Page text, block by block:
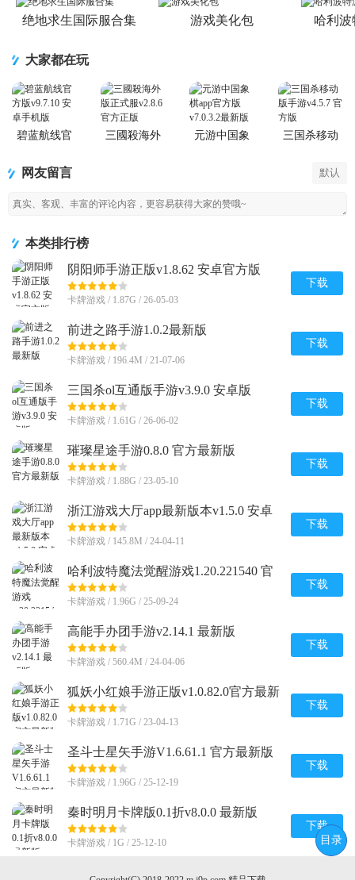
绝地求生国际服合集 游戏美化包 哈利
大家都在玩
碧蓝航线官
三國殺海外
元游中国象
三国杀移动
网友留言 默认
本类排行榜
阴阳师手游正版v1.8.62 安卓官方版
卡牌游戏 / 1.87G / 26-05-03
下载
前进之路手游1.0.2最新版
卡牌游戏 / 196.4M / 21-07-06
下载
三国杀ol互通版手游v3.9.0 安卓版
卡牌游戏 / 1.61G / 26-06-02
下载
璀璨星途手游0.8.0 官方最新版
卡牌游戏 / 1.88G / 23-05-10
下载
浙江游戏大厅app最新版本v1.5.0 安卓
版
卡牌游戏 / 145.8M / 24-04-11
下载
哈利波特魔法觉醒游戏1.20.221540 官
方版
卡牌游戏 / 1.96G / 25-09-24
下载
高能手办团手游v2.14.1 最新版
卡牌游戏 / 560.4M / 24-04-06
下载
狐妖小红娘手游正版v1.0.82.0官方最新
版
卡牌游戏 / 1.71G / 23-04-13
下载
圣斗士星矢手游V1.6.61.1 官方最新版
卡牌游戏 / 1.96G / 25-12-19
下载
秦时明月卡牌版0.1折v8.0.0 最新版
卡牌游戏 / 1G / 25-12-10
下载
目录